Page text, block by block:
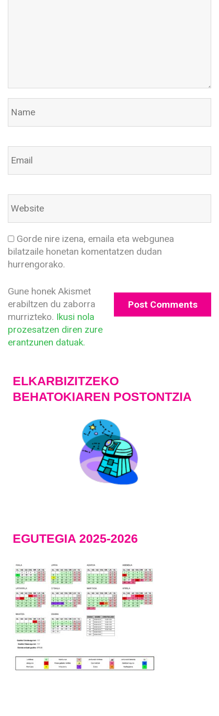
Gorde nire izena, emaila eta webgunea
bilatzaile honetan komentatzen dudan
hurrengorako.
Gune honek Akismet
erabiltzen du zaborra
murrizteko. Ikusi nola
prozesatzen diren zure
erantzunen datuak.
ELKARBIZITZEKO
BEHATOKIAREN POSTONTZIA
EGUTEGIA 2025-2026